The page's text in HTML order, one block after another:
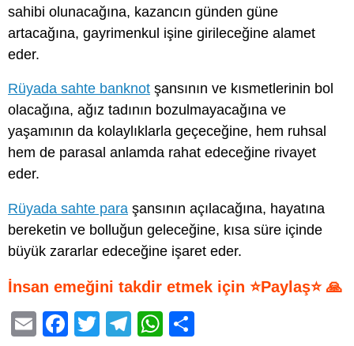
sahibi olunacağına, kazancın günden güne
artacağına, gayrimenkul işine girileceğine alamet
eder.
Rüyada sahte banknot şansının ve kısmetlerinin bol
olacağına, ağız tadının bozulmayacağına ve
yaşamının da kolaylıklarla geçeceğine, hem ruhsal
hem de parasal anlamda rahat edeceğine rivayet
eder.
Rüyada sahte para şansının açılacağına, hayatına
bereketin ve bolluğun geleceğine, kısa süre içinde
büyük zararlar edeceğine işaret eder.
İnsan emeğini takdir etmek için ⭐Paylaş⭐ 🙏
E
F
T
T
W